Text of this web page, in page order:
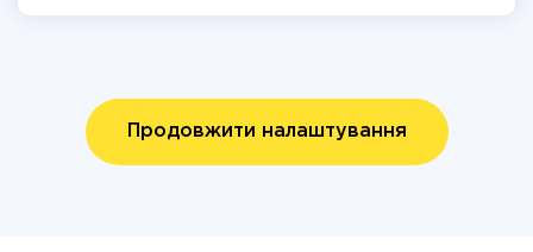
Продовжити налаштування